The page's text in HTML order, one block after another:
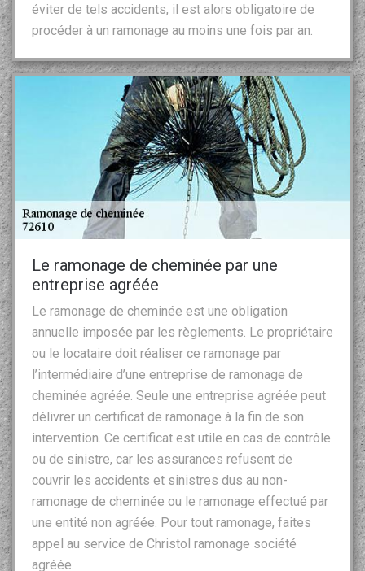
éviter de tels accidents, il est alors obligatoire de
procéder à un ramonage au moins une fois par an.
Le ramonage de cheminée par une
entreprise agréée
Le ramonage de cheminée est une obligation
annuelle imposée par les règlements. Le propriétaire
ou le locataire doit réaliser ce ramonage par
l’intermédiaire d’une entreprise de ramonage de
cheminée agréée. Seule une entreprise agréée peut
délivrer un certificat de ramonage à la fin de son
intervention. Ce certificat est utile en cas de contrôle
ou de sinistre, car les assurances refusent de
couvrir les accidents et sinistres dus au non-
ramonage de cheminée ou le ramonage effectué par
une entité non agréée. Pour tout ramonage, faites
appel au service de Christol ramonage société
agréée.